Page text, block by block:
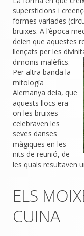
supersticions i
formes variades
bruixes. A l’època
deien que aquestes
llençats per les
dimonis malèfics.
Per altra banda la
mitología
Alemanya deia, que
aquests llocs era
on les bruixes
celebraven les
seves danses
màgiques en les
nits de reunió, de
les quals resultaven
ELS
CUINA